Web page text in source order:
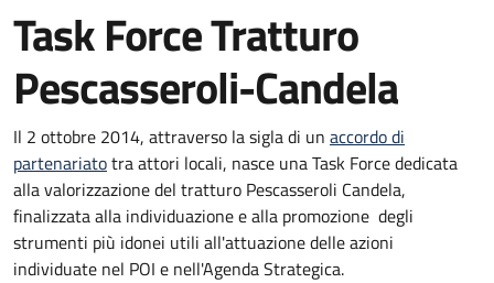
Task Force Tratturo
Pescasseroli-Candela
Il 2 ottobre 2014, attraverso la sigla di un accordo di
partenariatotra attori locali, nasce una Task Force dedicata
alla valorizzazione del tratturo Pescasseroli Candela,
finalizzata alla individuazione e alla promozione degli
strumenti più idonei utili all'attuazione delle azioni
individuate nel POI e nell'Agenda Strategica.